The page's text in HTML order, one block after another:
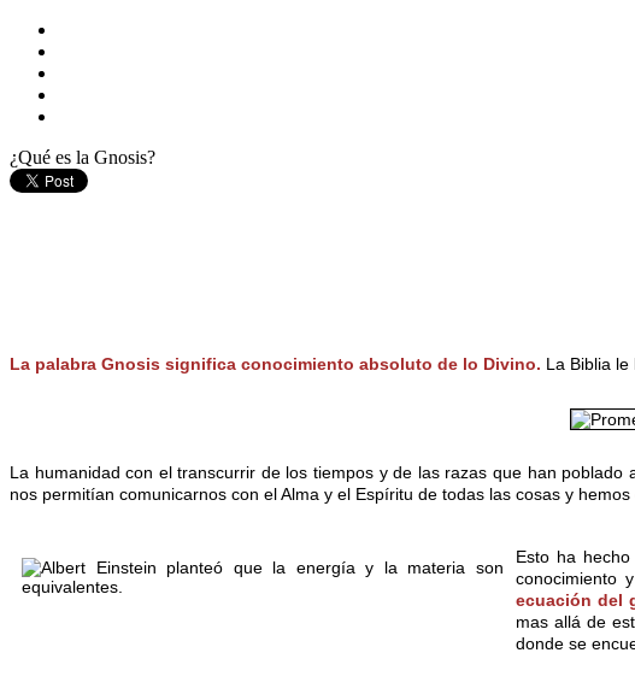
¿Qué es la Gnosis?
La palabra Gnosis significa conocimiento absoluto de lo Divino. La Biblia
La humanidad con el transcurrir de los tiempos y de las razas que han
nos permitían comunicarnos con el Alma y el Espíritu de todas las cosas y hemos
Esto ha
conocimiento
ecuación del
mas allá de
donde se